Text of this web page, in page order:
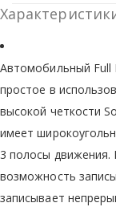
Автомобильный Full
простое в
высокой четкости
имеет
3 полосы
возможность
записывает